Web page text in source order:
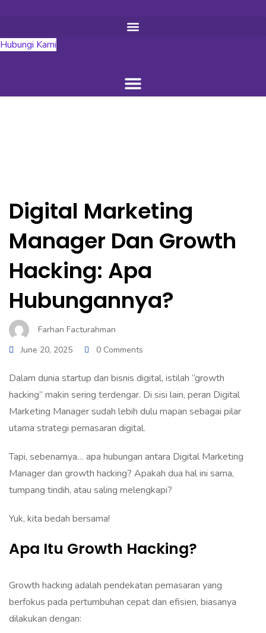
Hubungi Kami
Digital Marketing
Manager Dan Growth
Hacking: Apa
Hubungannya?
Farhan Facturahman
June 20, 2025
0 Comments
Dalam dunia startup dan bisnis digital, istilah “growth
hacking” makin sering terdengar. Di sisi lain, peran Digital
Marketing Manager sudah lebih dulu mapan sebagai pilar
utama strategi pemasaran digital.
Tapi, sebenarnya… apa hubungan antara Digital Marketing
Manager dan growth hacking? Apakah dua hal ini sama,
tumpang tindih, atau saling melengkapi?
Yuk, kita bedah bersama!
Apa Itu Growth Hacking?
Growth hacking adalah pendekatan pemasaran yang
berfokus pada pertumbuhan cepat dan efisien, biasanya
dilakukan dengan: